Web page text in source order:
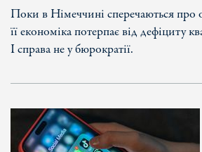
Поки в Німеччині сперечаються про
її економіка потерпає від дефіциту
І справа не у бюрократії.